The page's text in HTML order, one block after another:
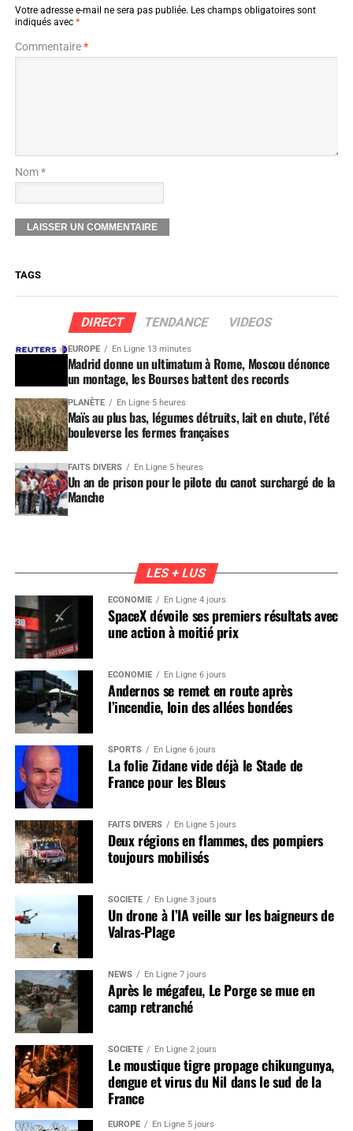
Votre adresse e-mail ne sera pas publiée. Les champs obligatoires sont
indiqués avec *
Commentaire*
Nom *
TAGS
DIRECT TENDANCE VIDEOS
EUROPE En Ligne 13 minutes
Madrid donne un ultimatum à Rome, Moscou dénonce
un montage, les Bourses battent des records
PLANÈTE En Ligne 5 heures
Maïs au plus bas, légumes détruits, lait en chute, l’été
bouleverse les fermes françaises
FAITS DIVERS En Ligne 5 heures
Un an de prison pour le pilote du canot surchargé de la
Manche
LES + LUS
ÉCONOMIE En Ligne 4 jours
SpaceX dévoile ses premiers résultats avec
une action à moitié prix
ÉCONOMIE En Ligne 6 jours
Andernos se remet en route après
l’incendie, loin des allées bondées
SPORTS En Ligne 6 jours
La folie Zidane vide déjà le Stade de
France pour les Bleus
FAITS DIVERS En Ligne 5 jours
Deux régions en flammes, des pompiers
toujours mobilisés
SOCIÉTÉ En Ligne 3 jours
Un drone à l’IA veille sur les baigneurs de
Valras-Plage
NEWS En Ligne 7 jours
Après le mégafeu, Le Porge se mue en
camp retranché
SOCIÉTÉ En Ligne 2 jours
Le moustique tigre propage chikungunya,
dengue et virus du Nil dans le sud de la
France
EUROPE En Ligne 5 jours